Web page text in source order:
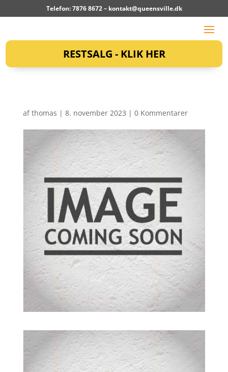
Telefon: 7876 8672 – kontakt@queensville.dk
RESTSALG - KLIK HER
afthomas | 8. november 2023 | 0 Kommentarer